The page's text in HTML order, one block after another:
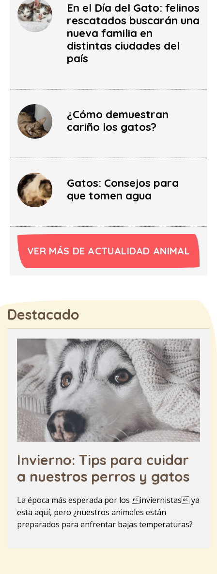
En el Día del Gato: felinos
rescatados buscarán una
nueva familia en
distintas ciudades del
país
¿Cómo demuestran
cariño los gatos?
Gatos: Consejos para
que tomen agua
VER MÁS DE ACTUALIDAD ANIMAL
Destacado
Invierno: Tips para cuidar
a nuestros perros y gatos
La época más esperada por los inviernistas ya
esta aquí, pero ¿nuestros animales están
preparados para enfrentar bajas temperaturas?